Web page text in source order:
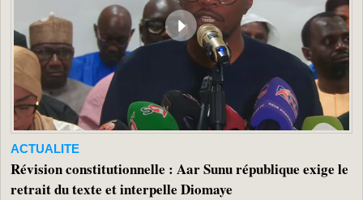
ACTUALITE
Révision constitutionnelle : Aar Sunu république exige le
retrait du texte et interpelle Diomaye